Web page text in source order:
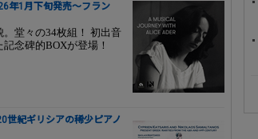
年1月下旬発売～フラン
堂々の34枚組！ 初出音
念碑的BOXが登場！
世紀ギリシアの稀少ピアノ